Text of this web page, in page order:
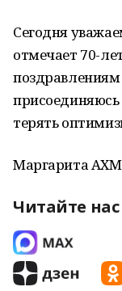
Сегодня
отмечает 70-
присоединяюсь
терять
Маргарита
Читайте нас